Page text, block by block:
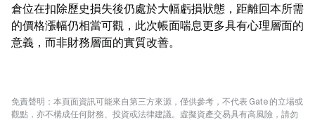
倉位在扣除歷史損失後仍處於大幅虧損狀態，距離回本所需
的價格漲幅仍相當可觀，此次帳面喘息更多具有心理層面的
意義，而非財務層面的實質改善。
免責聲明：本頁面資訊可能來自第三方來源，僅供參考，不代表 Gate 的立場或
觀點，亦不構成任何財務、投資或法律建議。虛擬資產交易具有高風險，請勿